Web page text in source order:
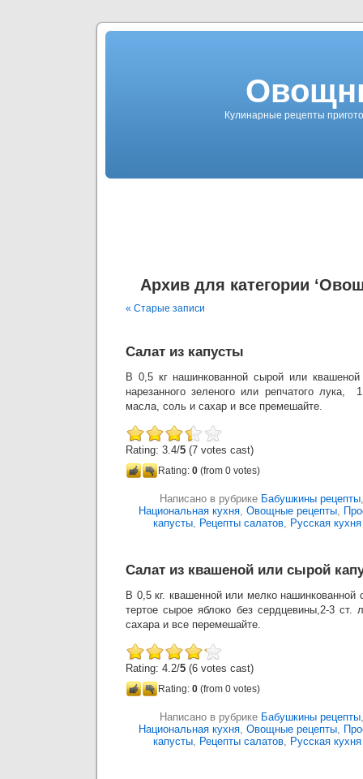
Кулинарные рецепты
Архив для категории
« Старые записи
Салат из капусты
В 0,5 кг нашинкованной сырой или квашеной
нарезанного зеленого или репчатого лука,
масла, соль и сахар и все премешайте.
Rating: 3.4/5 (7 votes cast)
Rating: 0 (from 0 votes)
Написано в рубрике Бабушкины рецепты
Национальная кухня, Овощные рецепты,
капусты, Рецепты салатов, Русская кухня
Салат из квашеной или сырой
В 0,5 кг. квашенной или мелко нашинкованной
тертое сырое яблоко без сердцевины,2-3 ст.
сахара и все перемешайте.
Rating: 4.2/5 (6 votes cast)
Rating: 0 (from 0 votes)
Написано в рубрике Бабушкины рецепты
Национальная кухня, Овощные рецепты,
капусты, Рецепты салатов, Русская кухня